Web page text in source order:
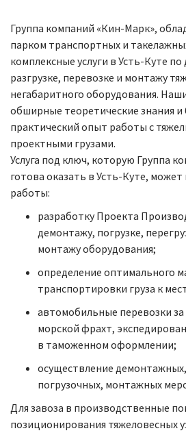
Группа компаний «Кин-Марк»,
парком транспортных и
комплексные услуги в Усть-Куте
разгрузке, перевозке и монтажу
негабаритного оборудования.
обширные теоретические знания
практический опыт работы с
проектными грузами.
Услуга под ключ, которую Группа
готова оказать в Усть-Куте,
работы:
разработку Проекта
демонтажу, погрузке,
монтажу оборудования;
определение оптимального
транспортировки груза к
автомобильные перевозки
морской фрахт,
в таможенном оформлении;
осуществление
погрузочных, монтажных
Для завоза в производственные
позиционирования тяжеловесных